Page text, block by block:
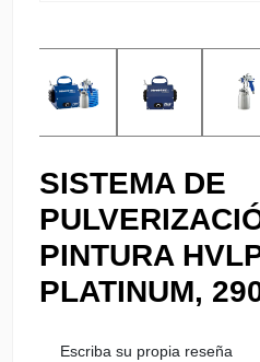
SISTEMA DE
PINTURA
PLATINUM,
Escriba su propia reseña